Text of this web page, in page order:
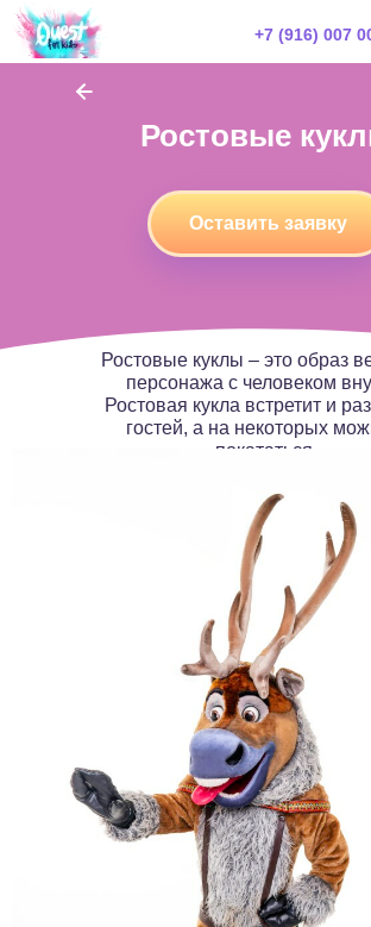
+7 (916) 007
Ростовые
Ростовые куклы – это образ
персонажа с человеком
Ростовая кукла встретит и
гостей, а на некоторых
покататься.
Оставить заявку